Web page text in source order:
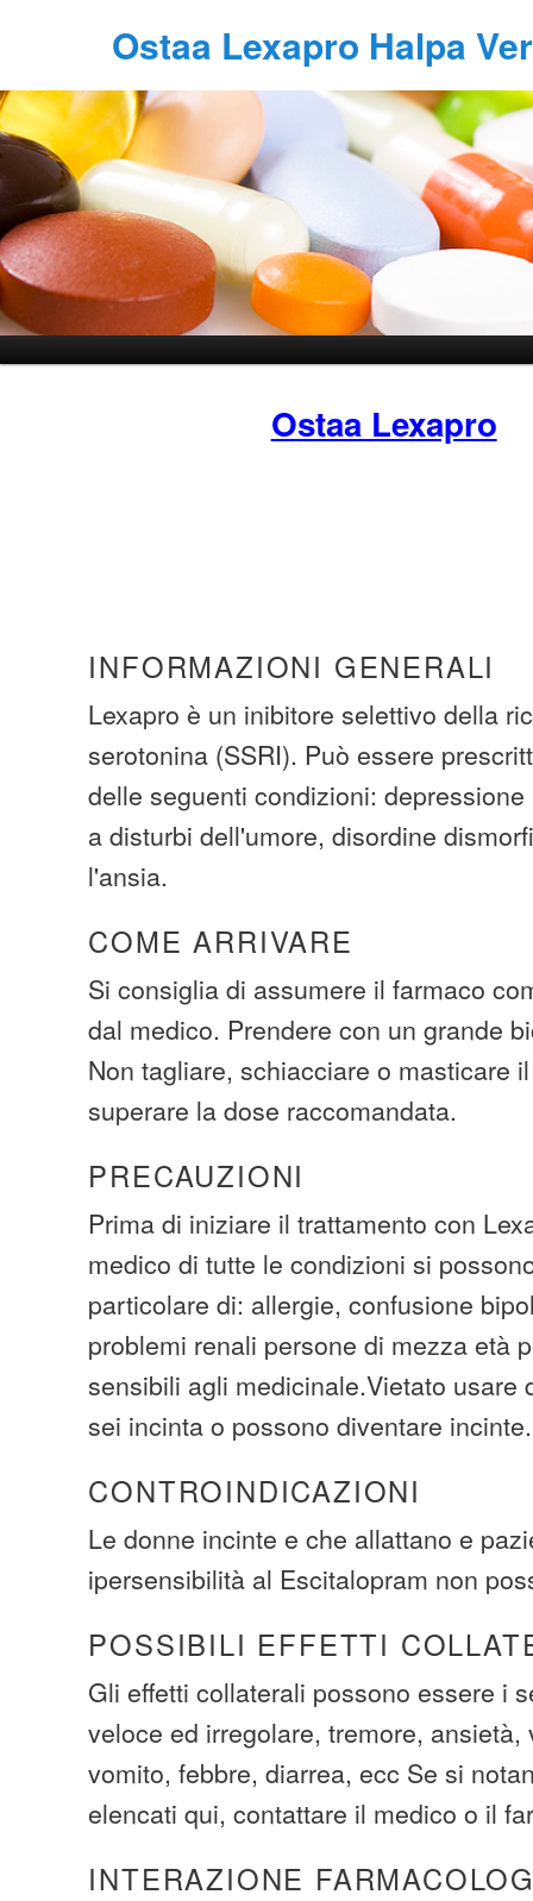
Ostaa Lexapro Halpa
Ostaa Lexapro
INFORMAZIONI GENERALI
Lexapro è un inibitore selettivo della
serotonina (SSRI). Può essere
delle seguenti condizioni:
a disturbi dell'umore, disordine
l'ansia.
COME ARRIVARE
Si consiglia di assumere il farmaco
dal medico. Prendere con un grande
Non tagliare, schiacciare o masticare
superare la dose raccomandata.
PRECAUZIONI
Prima di iniziare il trattamento con
medico di tutte le condizioni si
particolare di: allergie, confusione
problemi renali persone di mezza età
sensibili agli medicinale.Vietato usare
sei incinta o possono diventare incinte.
CONTROINDICAZIONI
Le donne incinte e che allattano e
ipersensibilità al Escitalopram non
POSSIBILI EFFETTI
Gli effetti collaterali possono essere i
veloce ed irregolare, tremore, ansietà,
vomito, febbre, diarrea, ecc Se si
elencati qui, contattare il medico o il
INTERAZIONE